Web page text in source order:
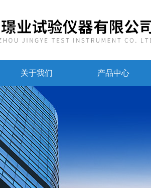
关于我们 产品中心